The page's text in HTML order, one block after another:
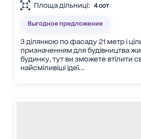
Площа дільниці: 4 сот
Выгодное предложение
З ділянкою по фасаду 21 метр і
призначенням для будівництва
будинку, тут ви зможете втілити
найсміливіші ідеї...